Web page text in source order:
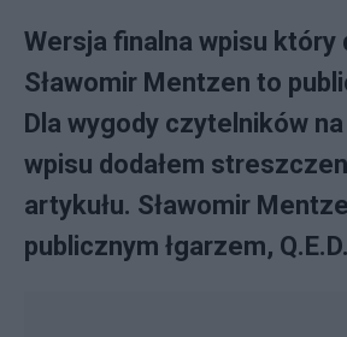
Wersja finalna wpisu który
Sławomir Mentzen to
Dla wygody czytelników
wpisu dodałem
artykułu. Sławomir
publicznym łgarzem, Q.E.D.